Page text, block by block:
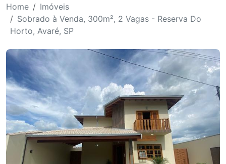
Home
Imóveis
Sobrado à Venda, 300m², 2 Vagas - Reserva Do
Horto, Avaré, SP